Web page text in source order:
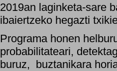
2019an laginketa-sare
ibaiertzeko hegazti
Programa honen
probabilitateari,
buruz, buztanikara